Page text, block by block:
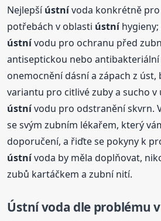
Nejlepšíústnívoda konkrétně pro
potřebách v oblasti ústníhygieny;
ústnívodu pro ochranu před
antiseptickou nebo antibakteriální
onemocnění dásní a zápach z
variantu pro citlivé zuby a sucho
ústnívodu pro odstranění skvrn.
se svým zubním lékařem, který
doporučení, a řiďte se pokyny k
ústnívoda by měla doplňovat,
zubů kartáčkem a zubní nití.
Ústní voda dle problému